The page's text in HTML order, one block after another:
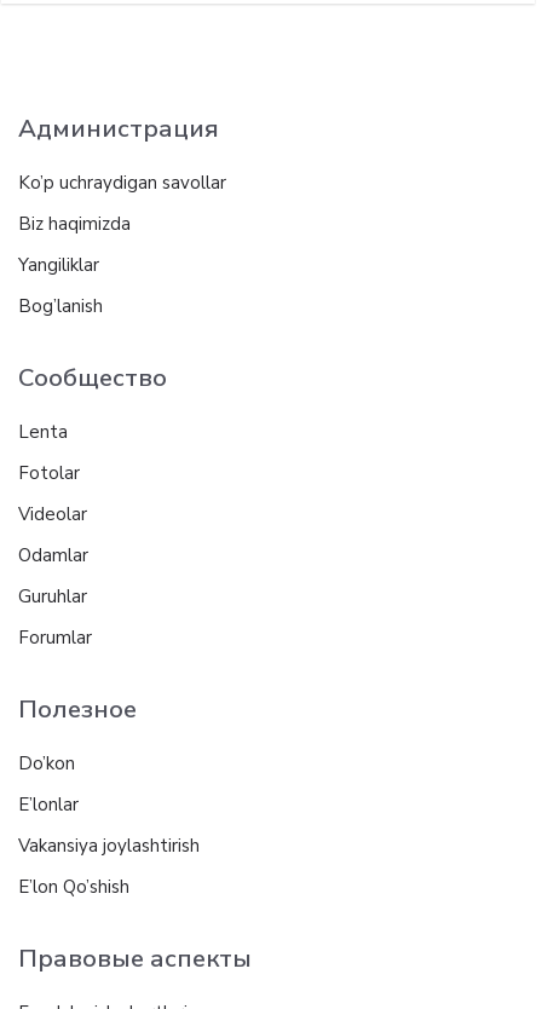
Администрация
Ko’p uchraydigan savollar
Biz haqimizda
Yangiliklar
Bog’lanish
Сообщество
Lenta
Fotolar
Videolar
Odamlar
Guruhlar
Forumlar
Полезное
Do’kon
E’lonlar
Vakansiya joylashtirish
E’lon Qo’shish
Правовые аспекты